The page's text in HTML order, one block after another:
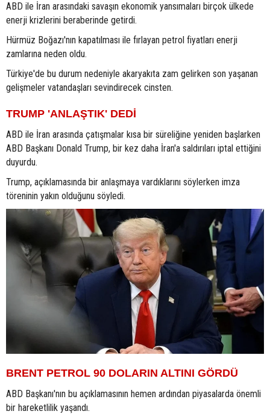
ABD ile İran arasındaki savaşın ekonomik yansımaları birçok ülkede
enerji krizlerini beraberinde getirdi.
Hürmüz Boğazı'nın kapatılması ile fırlayan petrol fiyatları enerji
zamlarına neden oldu.
Türkiye'de bu durum nedeniyle akaryakıta zam gelirken son yaşanan
gelişmeler vatandaşları sevindirecek cinsten.
TRUMP 'ANLAŞTIK' DEDİ
ABD ile İran arasında çatışmalar kısa bir süreliğine yeniden başlarken
ABD Başkanı Donald Trump, bir kez daha İran'a saldırıları iptal ettiğini
duyurdu.
Trump, açıklamasında bir anlaşmaya vardıklarını söylerken imza
töreninin yakın olduğunu söyledi.
BRENT PETROL 90 DOLARIN ALTINI GÖRDÜ
ABD Başkanı'nın bu açıklamasının hemen ardından piyasalarda önemli
bir hareketlilik yaşandı.